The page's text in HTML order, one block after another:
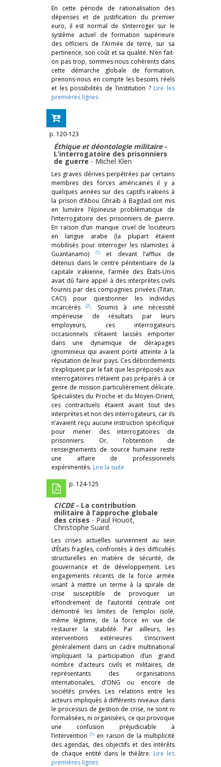
En cette période de rationalisation des
dépenses et de justification du premier
euro, il est normal de s’interroger sur le
système actuel de formation supérieure
des officiers de l’Armée de terre, sur sa
pertinence, son coût et sa qualité. N’en fait-
on pas trop, sommes-nous cohérents dans
cette démarche globale de formation,
prenons-nous en compte les besoins réels
et les possibilités de l’institution ? Lire les
premières lignes
p. 120-123
Éthique et déontologie militaire-
L’interrogatoire des prisonniers
de guerre - Michel Klen
Les graves dérives perpétrées par certains
membres des forces américaines il y a
quelques années sur des captifs irakiens à
la prison d’Abou Ghraib à Bagdad ont mis
en lumière l’épineuse problématique de
l’interrogatoire des prisonniers de guerre.
En raison d’un manque cruel de locuteurs
en langue arabe (la plupart étaient
mobilisés pour interroger les islamistes à
Guantanamo)
(1)et devant l’afflux de
détenus dans le centre pénitentiaire de la
capitale irakienne, l’armée des États-Unis
avait dû faire appel à des interprètes civils
fournis par des compagnies privées (Titan,
CACI) pour questionner les individus
incarcérés(2). Soumis à une nécessité
impérieuse de résultats par leurs
employeurs, ces interrogateurs
occasionnels s’étaient laissés emporter
dans une dynamique de dérapages
ignominieux qui avaient porté atteinte à la
réputation de leur pays. Ces débordements
s’expliquent par le fait que les préposés aux
interrogatoires n’étaient pas préparés à ce
genre de mission particulièrement délicate.
Spécialistes du Proche et du Moyen-Orient,
ces contractuels étaient avant tout des
interprètes et non des interrogateurs, car ils
n’avaient reçu aucune instruction spécifique
pour mener des interrogatoires de
prisonniers. Or, l’obtention de
renseignements de source humaine reste
une affaire de professionnels
expérimentés. Lire la suite
p. 124-125
CICDE- La contribution
militaire à l’approche globale
des crises - Paul Houot,
Christophe Suard
Les crises actuelles surviennent au sein
d’États fragiles, confrontés à des difficultés
structurelles en matière de sécurité, de
gouvernance et de développement. Les
engagements récents de la force armée
visant à mettre un terme à la spirale de
crise susceptible de provoquer un
effondrement de l’autorité centrale ont
démontré les limites de l’emploi isolé,
même légitime, de la force en vue de
restaurer la stabilité. Par ailleurs, les
interventions extérieures s’inscrivent
généralement dans un cadre multinational
impliquant la participation d’un grand
nombre d’acteurs civils et militaires, de
représentants des organisations
internationales, d’ONG ou encore de
sociétés privées. Les relations entre les
acteurs impliqués à différents niveaux dans
le processus de gestion de crise, ne sont ni
formalisées, ni organisées, ce qui provoque
une confusion préjudiciable à
l’intervention(1) en raison de la multiplicité
des agendas, des objectifs et des intérêts
de chaque entité dans le théâtre. Lire les
premières lignes